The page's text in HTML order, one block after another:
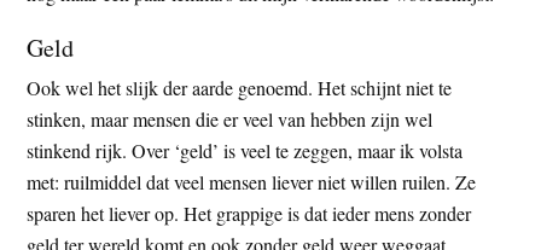
Geld
Ook wel het slijk der aarde genoemd. Het schijnt niet te
stinken, maar mensen die er veel van hebben zijn wel
stinkend rijk. Over ‘geld’ is veel te zeggen, maar ik volsta
met: ruilmiddel dat veel mensen liever niet willen ruilen. Ze
sparen het liever op. Het grappige is dat ieder mens zonder
geld ter wereld komt en ook zonder geld weer weggaat.